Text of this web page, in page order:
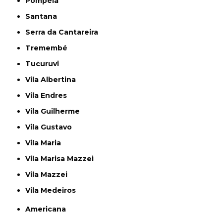
Santana
Serra da Cantareira
Tremembé
Tucuruvi
Vila Albertina
Vila Endres
Vila Guilherme
Vila Gustavo
Vila Maria
Vila Marisa Mazzei
Vila Mazzei
Vila Medeiros
Americana